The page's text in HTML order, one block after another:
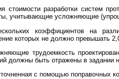
стоимости разработки систем
учитывающие усложняющие
коэффициентов на
которых не должно превышать
трудоемкость
должны быть отражены в задании
с помощью поправочных